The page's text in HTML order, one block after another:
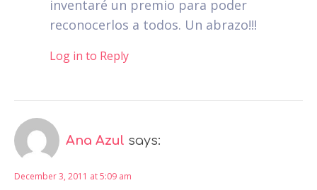
inventaré un premio para poder
reconocerlos a todos. Un abrazo!!!
Log in to Reply
Ana Azul says:
December 3, 2011 at 5:09 am